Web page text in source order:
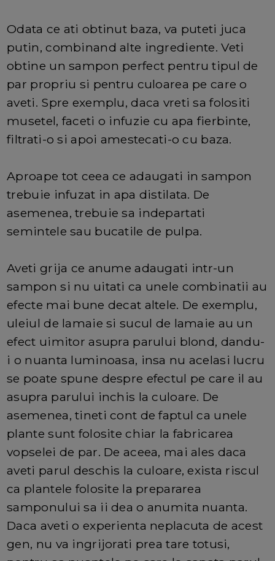
Odata ce ati obtinut baza, va puteti juca
putin, combinand alte ingrediente. Veti
obtine un sampon perfect pentru tipul de
par propriu si pentru culoarea pe care o
aveti. Spre exemplu, daca vreti sa folositi
musetel, faceti o infuzie cu apa fierbinte,
filtrati-o si apoi amestecati-o cu baza.
Aproape tot ceea ce adaugati in sampon
trebuie infuzat in apa distilata. De
asemenea, trebuie sa indepartati
semintele sau bucatile de pulpa.
Aveti grija ce anume adaugati intr-un
sampon si nu uitati ca unele combinatii au
efecte mai bune decat altele. De exemplu,
uleiul de lamaie si sucul de lamaie au un
efect uimitor asupra parului blond, dandu-
i o nuanta luminoasa, insa nu acelasi lucru
se poate spune despre efectul pe care il au
asupra parului inchis la culoare. De
asemenea, tineti cont de faptul ca unele
plante sunt folosite chiar la fabricarea
vopselei de par. De aceea, mai ales daca
aveti parul deschis la culoare, exista riscul
ca plantele folosite la prepararea
samponului sa ii dea o anumita nuanta.
Daca aveti o experienta neplacuta de acest
gen, nu va ingrijorati prea tare totusi,